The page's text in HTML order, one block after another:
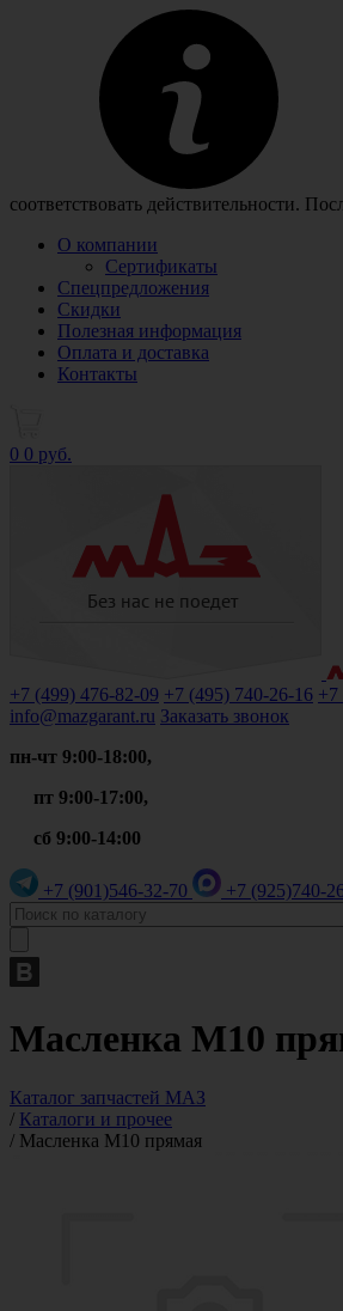
соответствовать действительности.
О компании
Сертификаты
Спецпредложения
Скидки
Полезная информация
Оплата и доставка
Контакты
0 0 руб.
+7 (499) 476-82-09 +7 (495) 740-26-16 +7
info@mazgarant.ru Заказать звонок
пн-чт 9:00-18:00,
пт 9:00-17:00,
сб 9:00-14:00
+7 (901)546-32-70 +7 (925)740-
Масленка М10
Каталог запчастей МАЗ
/ Каталоги и прочее
/ Масленка М10 прямая